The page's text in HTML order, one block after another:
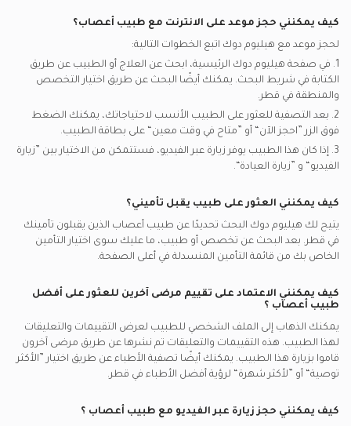
كيف يمكنني حجز موعد على الانترنت مع طبيب أعصاب؟
لحجز موعد مع هيليوم دوك اتبع الخطوات التالية:
1. في صفحة هيليوم دوك الرئيسية، ابحث عن العلاج أو الطبيب عن طريق
الكتابة في شريط البحث. يمكنك أيضًا البحث عن طريق اختيار التخصص
والمنطقة في قطر.
2. بعد التصفية للعثور على الطبيب الأنسب لاحتياجاتك، يمكنك الضغط
فوق الزر ”احجز الآن“ أو ”متاح في وقت معين“ على بطاقة الطبيب.
3. إذا كان هذا الطبيب يوفر زيارة عبر الفيديو، فستتمكن من الاختيار بين ”زيارة
الفيديو“ و ”زيارة العيادة“.
كيف يمكنني العثور على طبيب يقبل تأميني؟
يتيح لك هيليوم دوك البحث تحديدًا عن طبيب أعصاب الذين يقبلون تأمينك
في قطر. بعد البحث عن تخصص أو طبيب، ما عليك سوى اختيار التأمين
الخاص بك من قائمة التأمين المنسدلة في أعلى الصفحة.
كيف يمكنني الاعتماد على تقييم مرضى آخرين للعثور على أفضل
طبيب أعصاب ؟
يمكنك الذهاب إلى الملف الشخصي للطبيب لعرض التقييمات والتعليقات
لهذا الطبيب. هذه التقييمات والتعليقات تم نشرها عن طريق مرضى آخرون
قاموا بزيارة هذا الطبيب. يمكنك أيضًا تصفية الأطباء عن طريق اختيار ”الأكثر
توصية“ أو ”لأكثر شهرة“ لرؤية أفضل الأطباء في قطر.
كيف يمكنني حجز زيارة عبر الفيديو مع طبيب أعصاب ؟